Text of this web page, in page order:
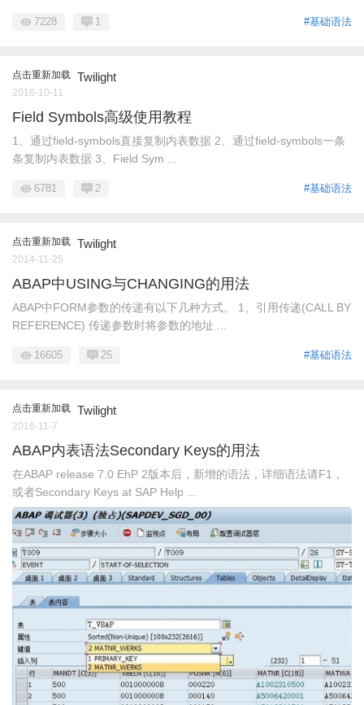
#基础语法
7228 1
点击重新加载 Twilight
2016-10-11
Field Symbols高级使用教程
1、通过field-symbols直接复制内表数据 2、通过field-symbols一条
条复制内表数据 3、Field Sym ...
#基础语法
6781 2
点击重新加载 Twilight
2014-11-25
ABAP中USING与CHANGING的用法
ABAP中FORM参数的传递有以下几种方式。 1、引用传递(CALL BY
REFERENCE) 传递参数时将参数的地址 ...
#基础语法
16605 25
点击重新加载 Twilight
2016-11-7
ABAP内表语法Secondary Keys的用法
在ABAP release 7.0 EhP 2版本后，新增的语法，详细语法请F1，
或者Secondary Keys at SAP Help ...